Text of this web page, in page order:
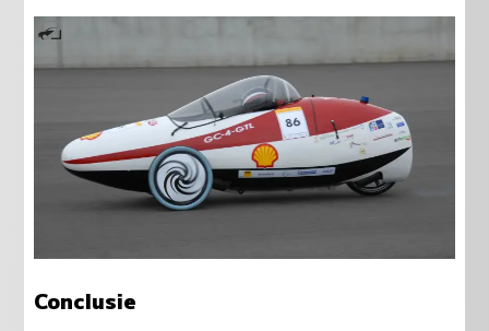
Conclusie